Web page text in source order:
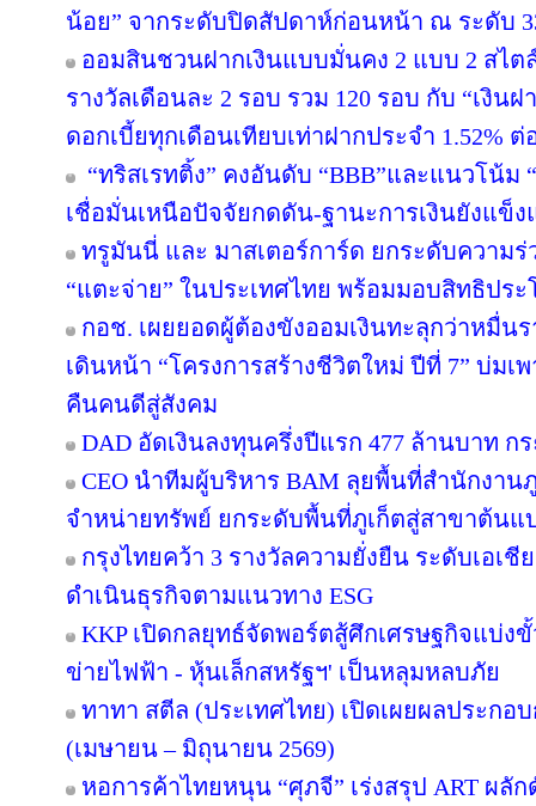
น้อย” จากระดับปิดสัปดาห์ก่อนหน้า ณ ระดับ
ออมสินชวนฝากเงินแบบมั่นคง 2 แบบ 2 สไต
รางวัลเดือนละ 2 รอบ รวม 120 รอบ กับ “เงิน
ดอกเบี้ยทุกเดือนเทียบเท่าฝากประจำ 1.52%
“ทริสเรทติ้ง” คงอันดับ “BBB”และแนวโน้ม
เชื่อมั่นเหนือปัจจัยกดดัน-ฐานะการเงินยังแข็ง
ทรูมันนี่ และ มาสเตอร์การ์ด ยกระดับความ
“แตะจ่าย” ในประเทศไทย พร้อมมอบสิทธิปร
กอช. เผยยอดผู้ต้องขังออมเงินทะลุกว่าหมื่
เดินหน้า “โครงการสร้างชีวิตใหม่ ปีที่ 7” บ่ม
คืนคนดีสู่สังคม
DAD อัดเงินลงทุนครึ่งปีแรก 477 ล้านบาท ก
CEO นำทีมผู้บริหาร BAM ลุยพื้นที่สำนักงาน
จำหน่ายทรัพย์ ยกระดับพื้นที่ภูเก็ตสู่สาขาต้น
กรุงไทยคว้า 3 รางวัลความยั่งยืน ระดับเอเชี
ดำเนินธุรกิจตามแนวทาง ESG
KKP เปิดกลยุทธ์จัดพอร์ตสู้ศึกเศรษฐกิจแบ่ง
ข่ายไฟฟ้า - หุ้นเล็กสหรัฐฯ' เป็นหลุมหลบภัย
ทาทา สตีล (ประเทศไทย) เปิดเผยผลประกอบ
(เมษายน – มิถุนายน 2569)
หอการค้าไทยหนุน “ศุภจี” เร่งสรุป ART ผลั